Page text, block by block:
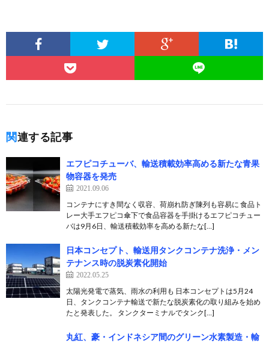
関連する記事
エフピコチューバ、輸送積載効率高める新たな青果
物容器を発売
2021.09.06
コンテナにすき間なく収容、荷崩れ防ぎ陳列も容易に 食品ト
レー大手エフピコ傘下で食品容器を手掛けるエフピコチュー
バは9月6日、輸送積載効率を高める新たな[…]
日本コンセプト、輸送用タンクコンテナ洗浄・メン
テナンス時の脱炭素化開始
2022.05.25
太陽光発電で蒸気、雨水の利用も 日本コンセプトは5月24
日、タンクコンテナ輸送で新たな脱炭素化の取り組みを始め
たと発表した。 タンクターミナルでタンク[…]
丸紅、豪・インドネシア間のグリーン水素製造・輸